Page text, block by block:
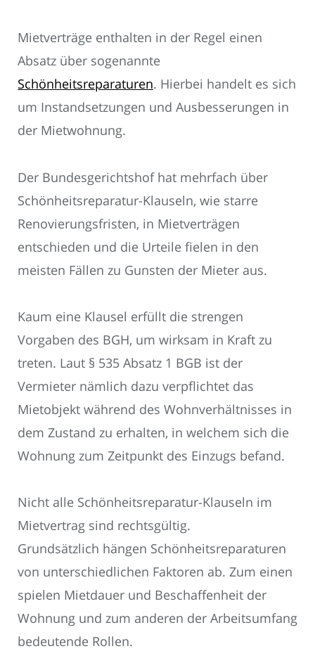
Mietverträge enthalten in der Regel einen
Absatz über sogenannte
Schönheitsreparaturen. Hierbei handelt es sich
um Instandsetzungen und Ausbesserungen in
der Mietwohnung.
Der Bundesgerichtshof hat mehrfach über
Schönheitsreparatur-Klauseln, wie starre
Renovierungsfristen, in Mietverträgen
entschieden und die Urteile fielen in den
meisten Fällen zu Gunsten der Mieter aus.
Kaum eine Klausel erfüllt die strengen
Vorgaben des BGH, um wirksam in Kraft zu
treten. Laut § 535 Absatz 1 BGB ist der
Vermieter nämlich dazu verpflichtet das
Mietobjekt während des Wohnverhältnisses in
dem Zustand zu erhalten, in welchem sich die
Wohnung zum Zeitpunkt des Einzugs befand.
Nicht alle Schönheitsreparatur-Klauseln im
Mietvertrag sind rechtsgültig.
Grundsätzlich hängen Schönheitsreparaturen
von unterschiedlichen Faktoren ab. Zum einen
spielen Mietdauer und Beschaffenheit der
Wohnung und zum anderen der Arbeitsumfang
bedeutende Rollen.